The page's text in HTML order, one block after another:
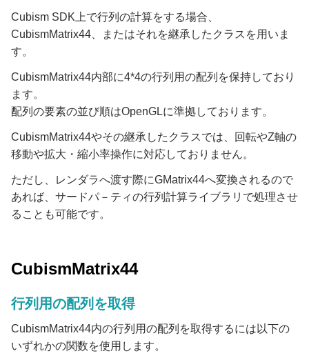
Cubism SDK上で行列の計算をする場合、
CubismMatrix44、またはそれを継承したクラスを用いま
す。
CubismMatrix44内部に4*4の行列用の配列を保持しており
ます。
配列の要素の並び順はOpenGLに準拠しております。
CubismMatrix44やその継承したクラスでは、回転やZ軸の
移動や拡大・縮小率操作に対応しておりません。
ただし、レンダラへ渡す際にGMatrix44へ変換されるので
あれば、サードパ－ティの行列計算ライブラリで処理させ
ることも可能です。
CubismMatrix44
行列用の配列を取得
CubismMatrix44内の行列用の配列を取得するには以下の
いずれかの関数を使用します。